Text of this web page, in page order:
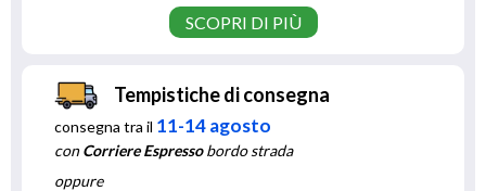
SCOPRI DI PIÙ
Tempistiche di consegna
consegna tra il 11-14 agosto
conCorriere Espressobordo strada
oppure